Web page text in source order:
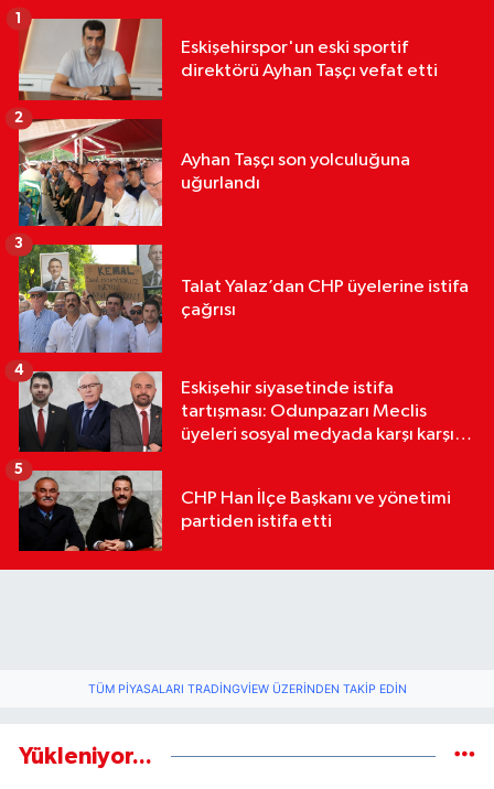
Eskişehirspor'un eski sportif
direktörü Ayhan Taşçı vefat etti
1
Ayhan Taşçı son yolculuğuna
uğurlandı
2
Talat Yalaz’dan CHP üyelerine istifa
çağrısı
3
Eskişehir siyasetinde istifa
tartışması: Odunpazarı Meclis
üyeleri sosyal medyada karşı karşıya
4
CHP Han İlçe Başkanı ve yönetimi
partiden istifa etti
5
TÜM PIYASALARI TRADINGVIEW ÜZERINDEN TAKIP EDIN
Yükleniyor...